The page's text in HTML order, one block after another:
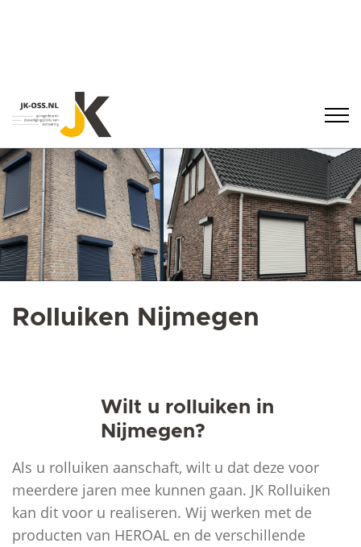
Rolluiken Nijmegen
Wilt u rolluiken in
Nijmegen?
Als u rolluiken aanschaft, wilt u dat deze voor
meerdere jaren mee kunnen gaan. JK Rolluiken
kan dit voor u realiseren. Wij werken met de
producten van HEROAL en de verschillende